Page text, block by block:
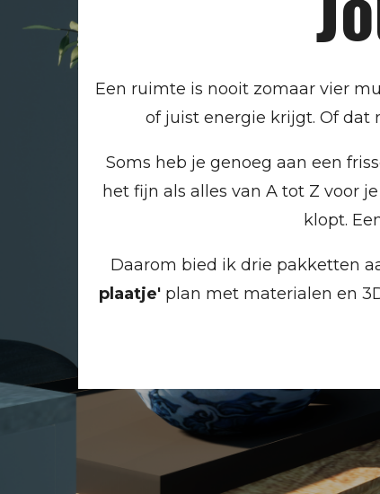
Een ruimte is nooit zomaar vier
of juist energie krijgt. Of dat
Soms heb je genoeg aan een
het fijn als alles van A tot Z voor
klopt.
Daarom bied ik drie pakketten
plaatje'plan met materialen en